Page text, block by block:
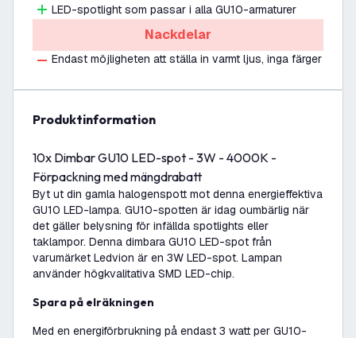
LED-spotlight som passar i alla GU10-armaturer
Nackdelar
Endast möjligheten att ställa in varmt ljus, inga färger
produktinformation
10x Dimbar GU10 LED-spot - 3W - 4000K -
Förpackning med mängdrabatt
Byt ut din gamla halogenspott mot denna energieffektiva
GU10 LED-lampa. GU10-spotten är idag oumbärlig när
det gäller belysning för infällda spotlights eller
taklampor. Denna dimbara GU10 LED-spot från
varumärket Ledvion är en 3W LED-spot. Lampan
använder högkvalitativa SMD LED-chip.
Spara på elräkningen
Med en energiförbrukning på endast 3 watt per GU10-